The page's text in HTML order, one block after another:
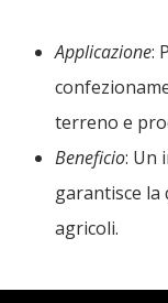
Applicazione:
terreno e
Beneficio: Un
garantisce
agricoli.